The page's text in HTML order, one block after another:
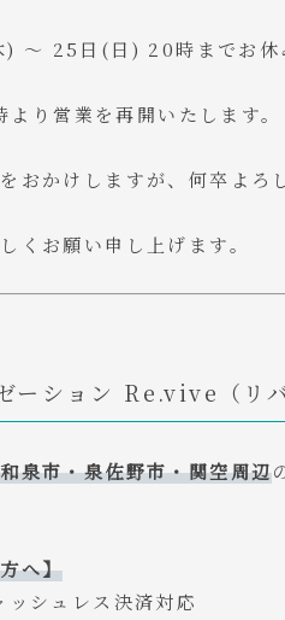
) 〜 25日(日) 20時までお休
り営業を再開いたします。
おかけしますが、何卒よろ
くお願い申し上げます。
ーション Re.vive（リ
泉市・泉佐野市・関空周辺
へ】
シュレス決済対応